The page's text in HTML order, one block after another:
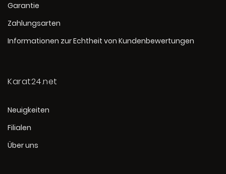
Garantie
Zahlungsarten
Informationen zur Echtheit von Kundenbewertungen
Karat24.net
Neuigkeiten
Filialen
Über uns